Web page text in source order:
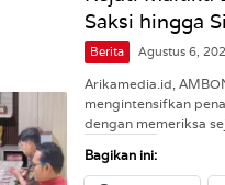
Saksi hingga
Berita Agustus 6,
Arikamedia.id,
mengintensifkan
dengan memeriksa
Bagikan ini: